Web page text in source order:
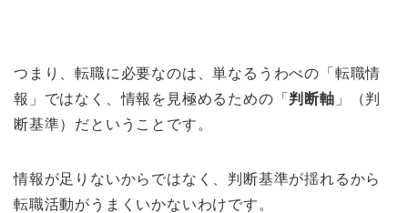
つまり、転職に必要なのは、単なるうわべの「転職情
報」ではなく、情報を見極めるための「 判断軸 」（判
断基準）だということです。
情報が足りないからではなく、判断基準が揺れるから
転職活動がうまくいかないわけです。